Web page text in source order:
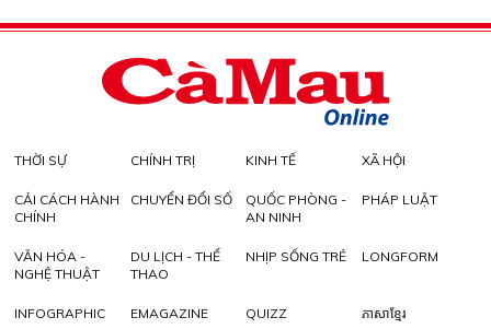
THỜI SỰ CHÍNH TRỊ KINH TẾ XÃ HỘI
CẢI CÁCH HÀNH
CHÍNH
CHUYỂN ĐỔI SỐ
QUỐC PHÒNG -
AN NINH
PHÁP LUẬT
VĂN HÓA -
NGHỆ THUẬT
DU LỊCH - THỂ
THAO
NHỊP SỐNG TRẺ LONGFORM
INFOGRAPHIC EMAGAZINE QUIZZ ភាសាខ្មែរ